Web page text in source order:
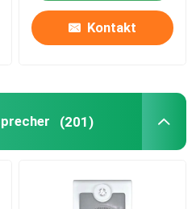
System
Kontakt
(201)